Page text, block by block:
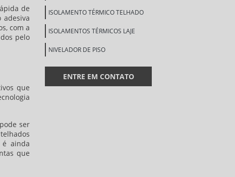
de
adesiva
com a
pelo
que
ser
é ainda
que
ISOLAMENTO TÉRMICO TELHADO
ISOLAMENTOS TÉRMICOS LAJE
NIVELADOR DE PISO
ENTRE EM CONTATO